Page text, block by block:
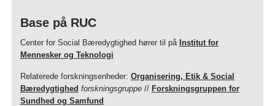
Base på RUC
Center for Social Bæredygtighed hører til på Institut for
Mennesker og Teknologi
Relaterede forskningsenheder: Organisering, Etik & Social
Bæredygtighed forskningsgruppe // Forskningsgruppen for
Sundhed og Samfund